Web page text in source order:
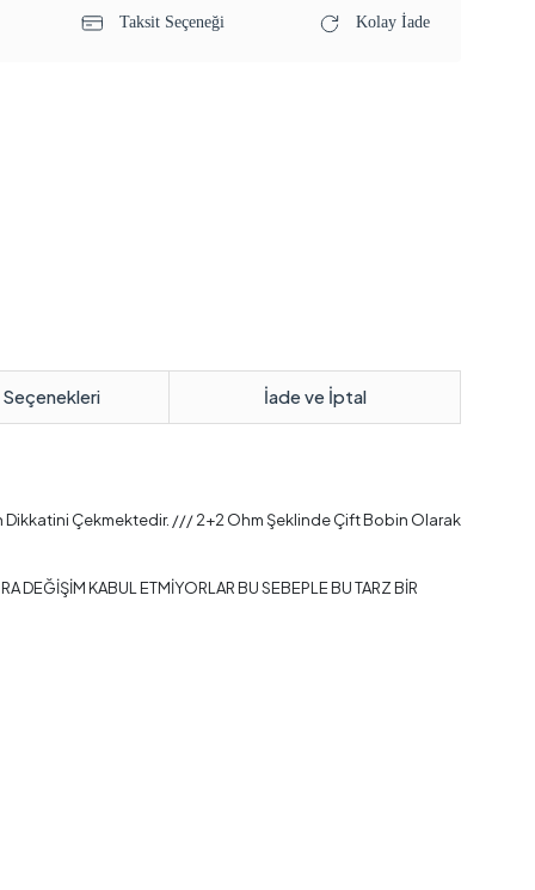
Taksit Seçeneği Kolay İade
İade ve İptal
Dikkatini Çekmektedir. /// 2+2 Ohm Şeklinde Çift Bobin Olarak
DEĞİŞİM KABUL ETMİYORLAR BU SEBEPLE BU TARZ BİR